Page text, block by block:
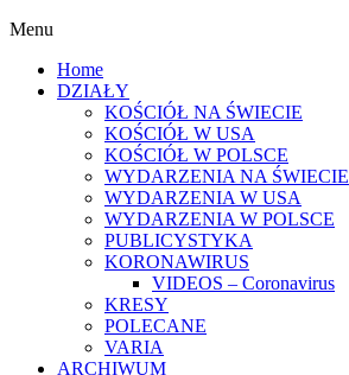
Menu
Home
DZIAŁY
KOŚCIÓŁ NA ŚWIECIE
KOŚCIÓŁ W USA
KOŚCIÓŁ W POLSCE
WYDARZENIA NA ŚWIECIE
WYDARZENIA W USA
WYDARZENIA W POLSCE
PUBLICYSTYKA
KORONAWIRUS
VIDEOS – Coronavirus
KRESY
POLECANE
VARIA
ARCHIWUM